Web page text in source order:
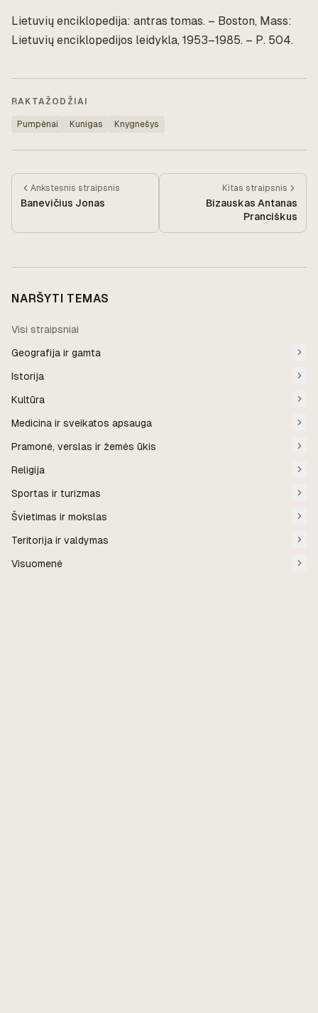
Lietuvių enciklopedija: antras tomas. – Boston, Mass:
Lietuvių enciklopedijos leidykla, 1953–1985. – P. 504.
RAKTAŽODŽIAI
Pumpėnai Kunigas Knygnešys
Ankstesnis straipsnis
Banevičius Jonas
Kitas straipsnis
Bizauskas Antanas
Pranciškus
NARŠYTI TEMAS
Visi straipsniai
Geografija ir gamta
Istorija
Kultūra
Medicina ir sveikatos apsauga
Pramonė, verslas ir žemės ūkis
Religija
Sportas ir turizmas
Švietimas ir mokslas
Teritorija ir valdymas
Visuomenė